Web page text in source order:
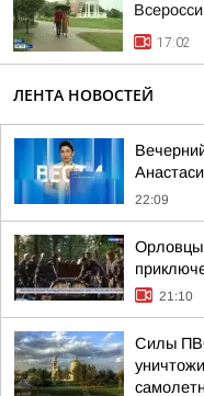
17:02
ЛЕНТА НОВОСТЕЙ
22:09
Орловцы
21:10
Силы